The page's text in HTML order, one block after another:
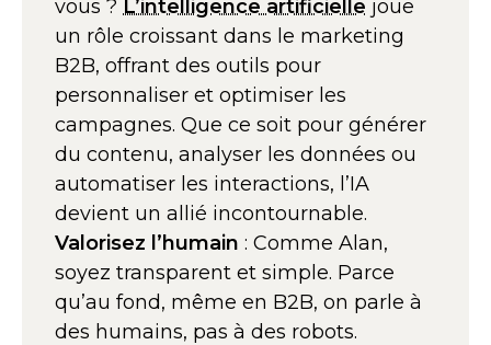
vous ? L’intelligence artificielle joue
un rôle croissant dans le marketing
B2B, offrant des outils pour
personnaliser et optimiser les
campagnes. Que ce soit pour générer
du contenu, analyser les données ou
automatiser les interactions, l’IA
devient un allié incontournable.
Valorisez l’humain : Comme Alan,
soyez transparent et simple. Parce
qu’au fond, même en B2B, on parle à
des humains, pas à des robots.